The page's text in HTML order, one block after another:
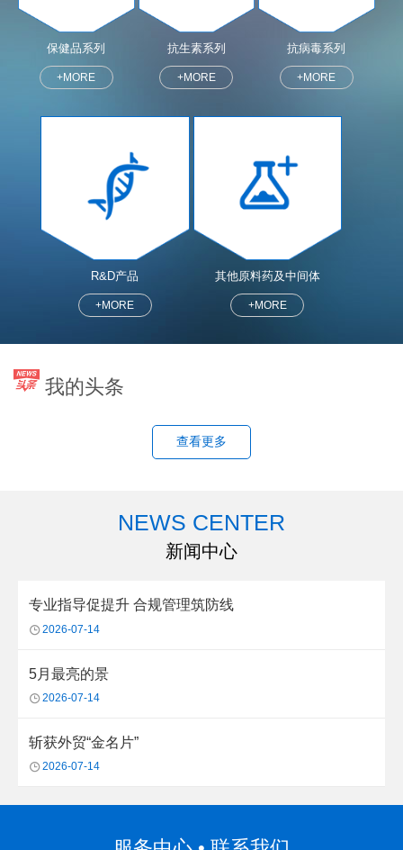
保健品系列
+MORE
抗生素系列
+MORE
抗病毒系列
+MORE
R&D产品
+MORE
其他原料药及中间体
+MORE
我的头条
查看更多
NEWS CENTER
新闻中心
专业指导促提升 合规管理筑防线
2026-07-14
5月最亮的景
2026-07-14
斩获外贸“金名片”
2026-07-14